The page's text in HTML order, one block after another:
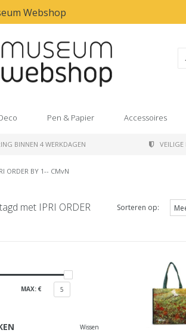
Webshop
Pen & Papier Accessoires
BINNEN 4 WERKDAGEN VEILIGE
ORDER BY 1-- CMvN
met IPRI ORDER
Sorteren op:
MAX: € 5
Wissen